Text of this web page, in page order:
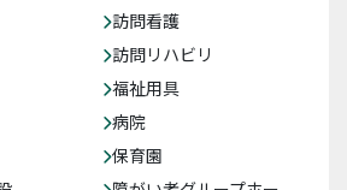
訪問看護
訪問リハビリ
福祉用具
病院
保育園